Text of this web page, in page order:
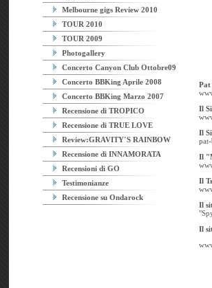
Melbourne gigs Review 2010
TOUR 2010
TOUR 2009
Photogallery
Concerto Canyon Club Ottobre09
Concerto BBKing Aprile 2008
Concerto BBKing Marzo 2007
Recensione di TROPICO
Recensione di TRUE LOVE
Review:GRAVITY´S RAINBOW
Recensione di INNAMORATA
Recensioni di GO
Testimonianze
Recensione su Ondarock
Pat
Il
Il
Il
Il
Il
Il